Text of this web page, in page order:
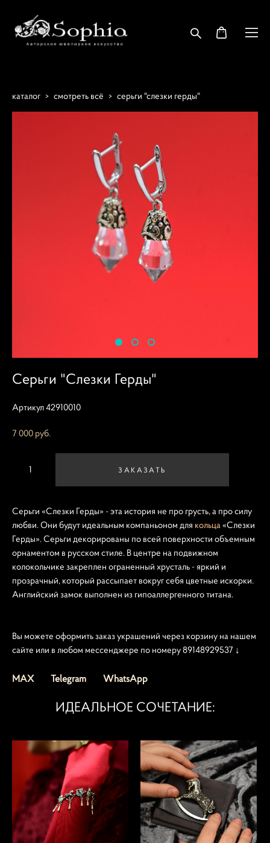
каталог > смотреть всё > серьги "слезки герды"
Серьги "Слезки Герды"
Артикул 42910010
7 000 pуб.
ЗАКАЗАТЬ
Серьги «Слезки Герды» - эта история не про грусть, а про силу
любви. Они будут идеальным компаньоном для кольца«Слезки
Герды». Серьги декорированы по всей поверхности объемным
орнаментом в русском стиле. В центре на подвижном
колокольчике закреплен ограненный хрусталь - яркий и
прозрачный, который рассыпает вокруг себя цветные искорки.
Английский замок выполнен из гипоаллергенного титана.
Вы можете оформить заказ украшений через корзину на нашем
сайте или в любом мессенджере по номеру 89148929537 ↓
MAX Telegram WhatsApp
ИДЕАЛЬНОЕ СОЧЕТАНИЕ: